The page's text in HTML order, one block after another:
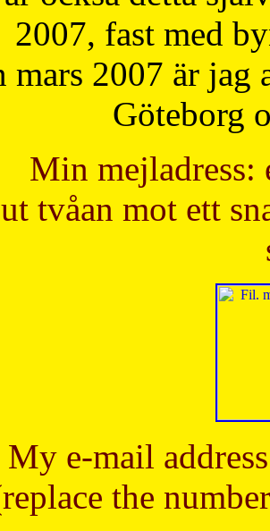
2007, fast med
mars 2007 är
Göteborg
Min mejladress:
tvåan mot ett
My e-mail
the